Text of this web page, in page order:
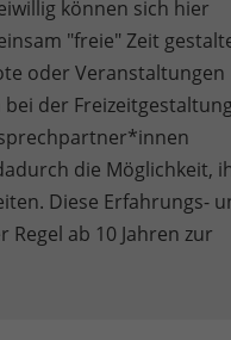
können sich hier
"freie" Zeit
oder Veranstaltungen
der
die Möglichkeit,
Diese Erfahrungs-
ab 10 Jahren zur